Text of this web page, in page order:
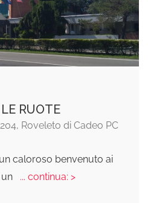
RUOTE
Roveleto di Cadeo PC
un caloroso benvenuto ai
... continua: >